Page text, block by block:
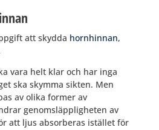
att skydda hornhinnan,
vara helt klar och har inga
ska skymma sikten. Men
av olika former av
genomsläppligheten av
att ljus absorberas istället för